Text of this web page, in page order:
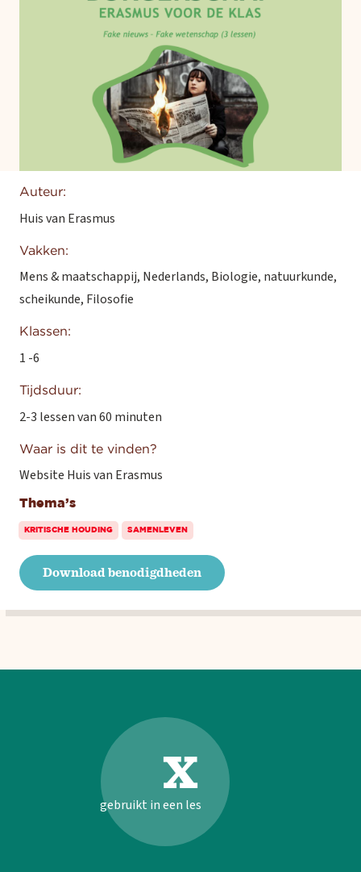
Auteur:
Huis van Erasmus
Vakken:
Mens & maatschappij, Nederlands, Biologie, natuurkunde,
scheikunde, Filosofie
Klassen:
1 -6
Tijdsduur:
2-3 lessen van 60 minuten
Waar is dit te vinden?
Website Huis van Erasmus
Thema’s
KRITISCHE HOUDING SAMENLEVEN
Download benodigdheden